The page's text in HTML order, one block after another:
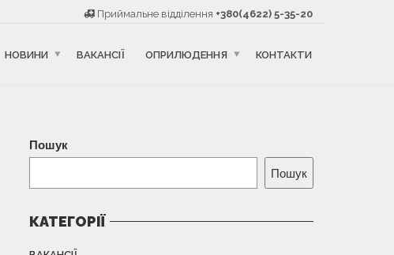
Приймальне відділення +380(4622) 5-35-20
НОВИНИ ВАКАНСІЇ ОПРИЛЮДЕННЯ КОНТАКТИ
Пошук
Пошук
КАТЕГОРІЇ